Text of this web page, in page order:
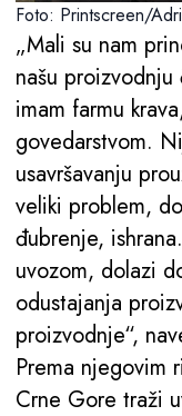
Foto: Printscreen/
„Mali su nam
našu
imam farmu
govedarstvom.
usavršavanju
veliki problem,
đubrenje,
uvozom, dolazi
odustajanja
proizvodnje“,
Prema njegovim
Crne Gore traži